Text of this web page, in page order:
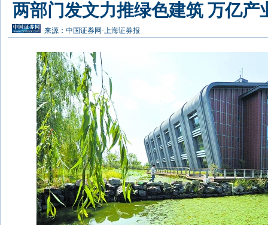
两部门发文力推绿色建筑 万亿产
来源： 中国证券网·上海证券报